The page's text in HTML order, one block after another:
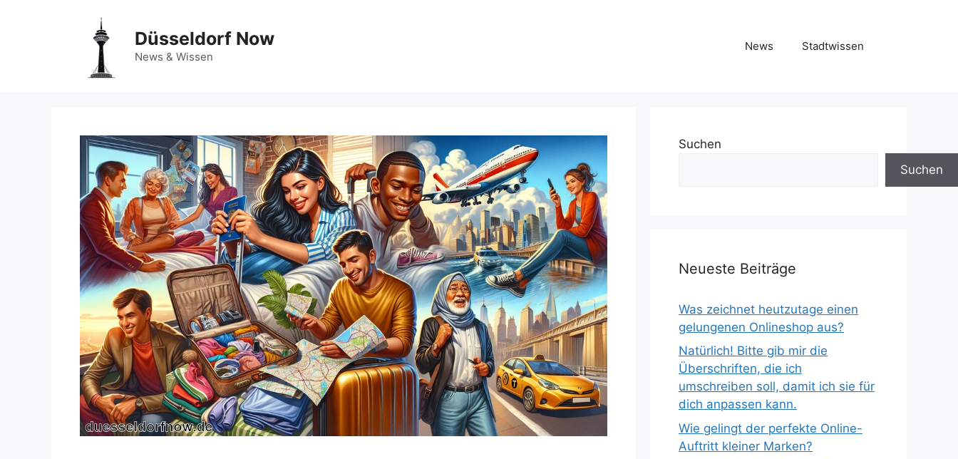
Düsseldorf Now
News & Wissen
News Stadtwissen
Suchen
Suchen
Neueste Beiträge
Was zeichnet heutzutage einen
gelungenen Onlineshop aus?
Natürlich! Bitte gib mir die
Überschriften, die ich
umschreiben soll, damit ich sie für
dich anpassen kann.
Wie gelingt der perfekte Online-
Auftritt kleiner Marken?